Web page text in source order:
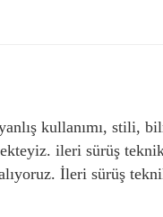
kullanımı, stili,
ileri sürüş
İleri sürüş